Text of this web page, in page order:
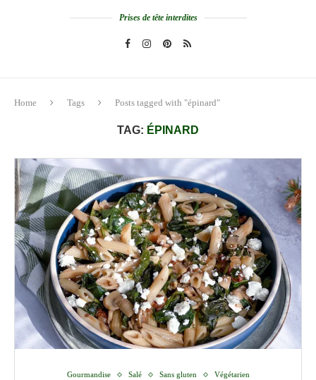
Prises de tête interdites
Home Tags Posts tagged with "épinard"
TAG: ÉPINARD
Gourmandise Salé Sans gluten Végétarien